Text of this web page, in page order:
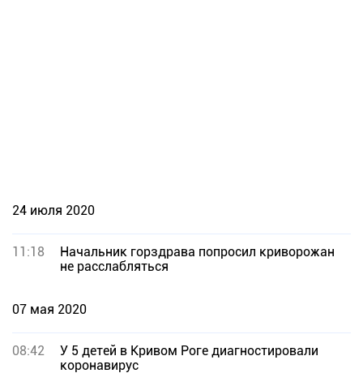
24 июля 2020
11:18
Начальник горздрава попросил криворожан
не расслабляться
07 мая 2020
08:42
У 5 детей в Кривом Роге диагностировали
коронавирус